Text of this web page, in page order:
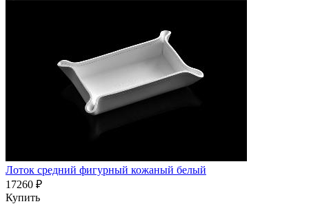
Лоток средний фигурный кожаный белый
17260 ₽
Купить